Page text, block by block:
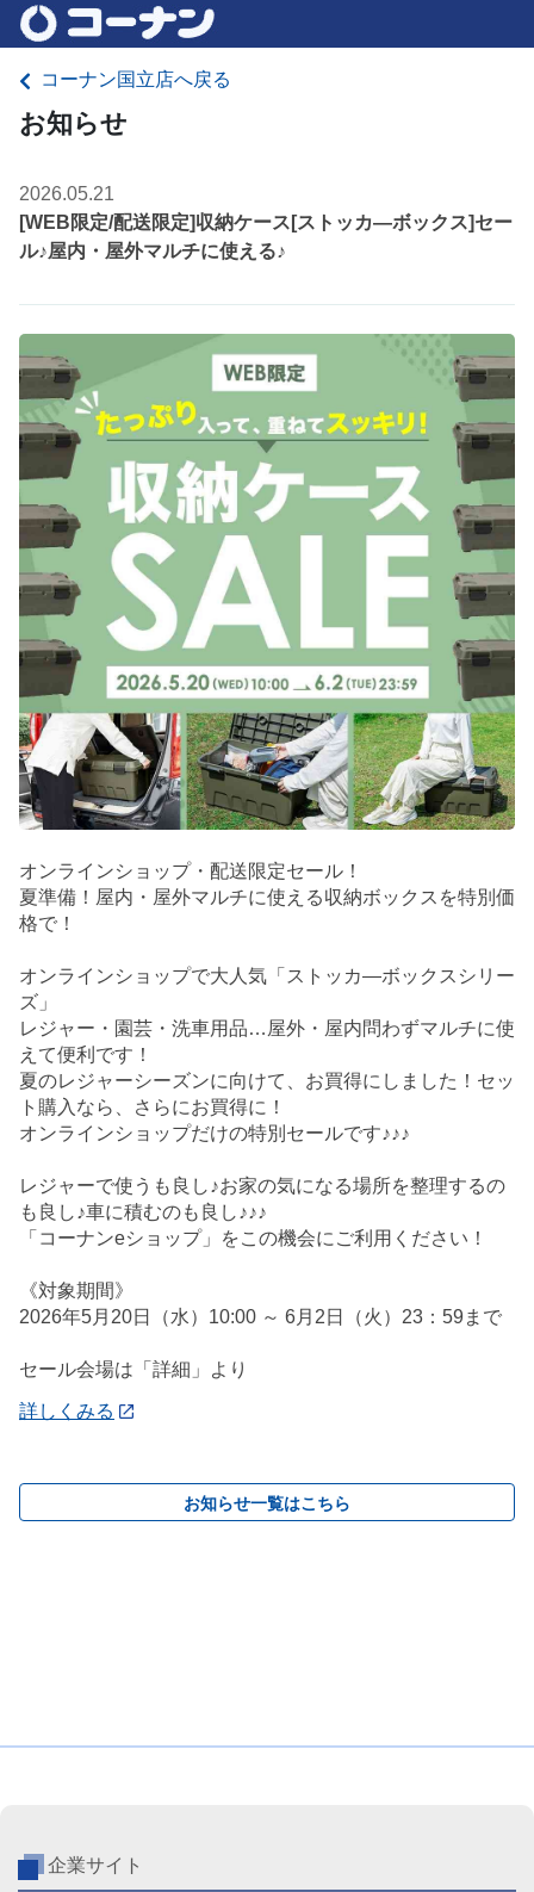
コーナン国立店へ戻る
お知らせ
2026.05.21
[WEB限定/配送限定]収納ケース[ストッカ―ボックス]セー
ル♪屋内・屋外マルチに使える♪
オンラインショップ・配送限定セール！
夏準備！屋内・屋外マルチに使える収納ボックスを特別価
格で！
オンラインショップで大人気「ストッカ―ボックスシリー
ズ」
レジャー・園芸・洗車用品…屋外・屋内問わずマルチに使
えて便利です！
夏のレジャーシーズンに向けて、お買得にしました！セッ
ト購入なら、さらにお買得に！
オンラインショップだけの特別セールです♪♪♪
レジャーで使うも良し♪お家の気になる場所を整理するの
も良し♪車に積むのも良し♪♪♪
「コーナンeショップ」をこの機会にご利用ください！
《対象期間》
2026年5月20日（水）10:00 ～ 6月2日（火）23：59まで
セール会場は「詳細」より
詳しくみる
お知らせ一覧はこちら
企業サイト